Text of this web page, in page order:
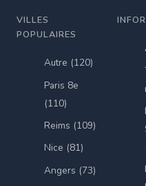
VILLES
POPULAIRES
Autre (120)
Paris 8e
(110)
Reims (109)
Nice (81)
Angers (73)